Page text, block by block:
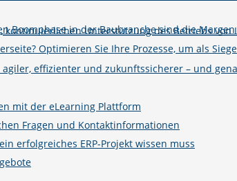
Boomphase in der Baubranche sind die
Optimieren Sie Ihre Prozesse, um als
kontinuierlichen Unterstützung des Betriebs von
effizienter und zukunftssicherer – und
mit der eLearning Plattform
Fragen und Kontaktinformationen
erfolgreiches ERP-Projekt wissen muss